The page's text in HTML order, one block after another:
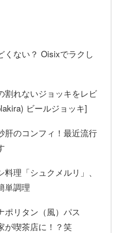
くない？ Oisixでラクし
割れないジョッキをレビ
ビールジョッキ]
肝のコンフィ！最近流行
理「シュクメルリ」、
単調理
ポリタン（風）パス
が喫茶店に！？笑